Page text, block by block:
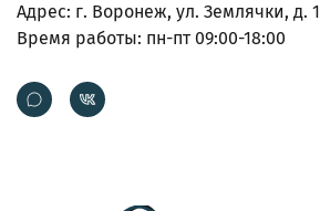
Адрес: г. Воронеж, ул. Землячки, д. 1
Время работы: пн-пт 09:00-18:00